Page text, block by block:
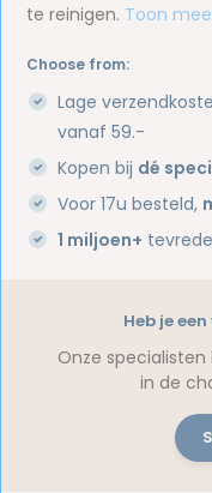
te reinigen. Toon
Choose from:
Lage
vanaf 59.-
Kopen bij dé
Voor 17u besteld,
1 miljoen+
Heb je
Onze
in de